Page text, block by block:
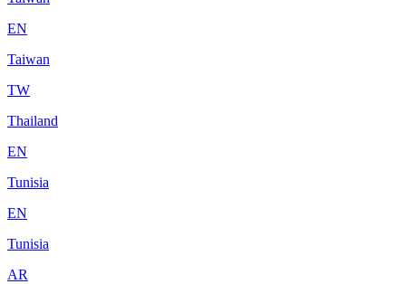
EN
Taiwan
TW
Thailand
EN
Tunisia
EN
Tunisia
AR